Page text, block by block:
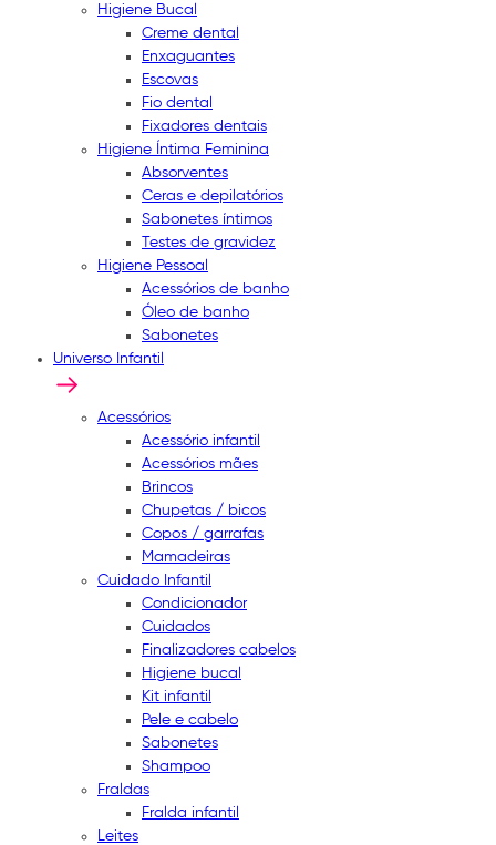
Higiene Bucal
Creme dental
Enxaguantes
Escovas
Fio dental
Fixadores dentais
Higiene Íntima Feminina
Absorventes
Ceras e depilatórios
Sabonetes íntimos
Testes de gravidez
Higiene Pessoal
Acessórios de banho
Óleo de banho
Sabonetes
Universo Infantil
Acessórios
Acessório infantil
Acessórios mães
Brincos
Chupetas / bicos
Copos / garrafas
Mamadeiras
Cuidado Infantil
Condicionador
Cuidados
Finalizadores cabelos
Higiene bucal
Kit infantil
Pele e cabelo
Sabonetes
Shampoo
Fraldas
Fralda infantil
Leites